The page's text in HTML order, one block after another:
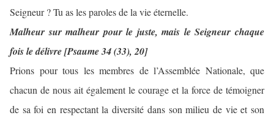
Seigneur ? Tu as les paroles de la vie éternelle.
Malheur sur malheur pour le juste, mais le Seigneur chaque
fois le délivre [Psaume 34 (33), 20]
Prions pour tous les membres de l’Assemblée Nationale, que
chacun de nous ait également le courage et la force de témoigner
de sa foi en respectant la diversité dans son milieu de vie et son